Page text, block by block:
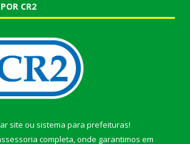
CR2
site ou sistema para prefeituras!
completa, onde garantimos em